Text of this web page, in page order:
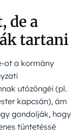
de a
tartani
ot a kormány
utózöngéi (pl.
kapcsán), ám
gondolják, hogy
tüntetéssé